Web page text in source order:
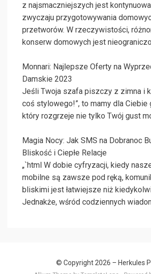
z najsmaczniejszych jest
zwyczaju przygotowywania
przetworów. W rzeczywistości,
konserw domowych jest
Monnari: Najlepsze Oferty na
Damskie 2023
Jeśli Twoja szafa piszczy z zimna i
coś stylowego!”, to mamy dla Ciebie
który rozgrzeje nie tylko Twój gust
Magia Nocy: Jak SMS na Dobranoc
Bliskość i Ciepłe Relacje
„`html W dobie cyfryzacji, kiedy
mobilne są zawsze pod ręką,
bliskimi jest łatwiejsze niż
Jednakże, wśród codziennych
© Copyright 2026 – Herkules